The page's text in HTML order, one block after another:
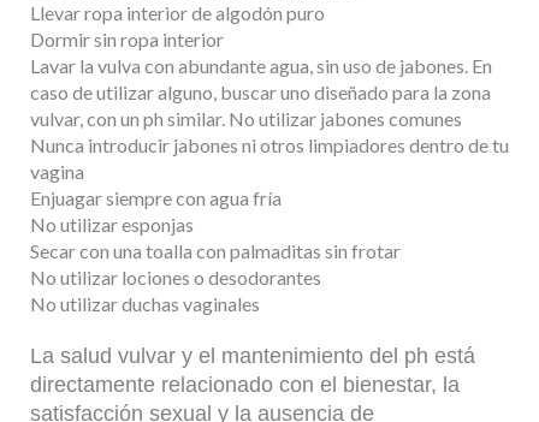
Llevar ropa interior de algodón puro
Dormir sin ropa interior
Lavar la vulva con abundante agua, sin uso de jabones. En
caso de utilizar alguno, buscar uno diseñado para la zona
vulvar, con un ph similar. No utilizar jabones comunes
Nunca introducir jabones ni otros limpiadores dentro de tu
vagina
Enjuagar siempre con agua fría
No utilizar esponjas
Secar con una toalla con palmaditas sin frotar
No utilizar lociones o desodorantes
No utilizar duchas vaginales
La salud vulvar y el mantenimiento del ph está
directamente relacionado con el bienestar, la
satisfacción sexual y la ausencia de